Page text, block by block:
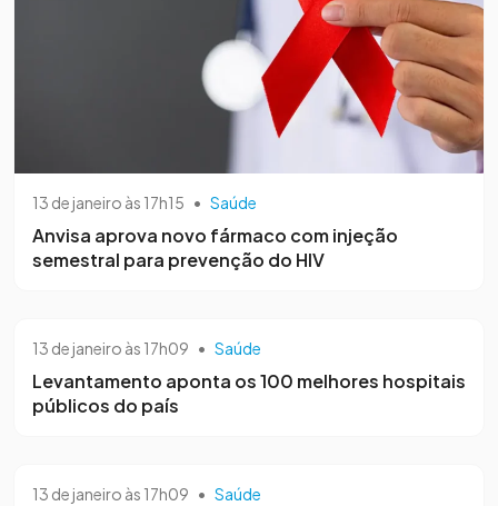
13 de janeiro às 17h15 • Saúde
Anvisa aprova novo fármaco com injeção
semestral para prevenção do HIV
13 de janeiro às 17h09 • Saúde
Levantamento aponta os 100 melhores hospitais
públicos do país
13 de janeiro às 17h09 • Saúde